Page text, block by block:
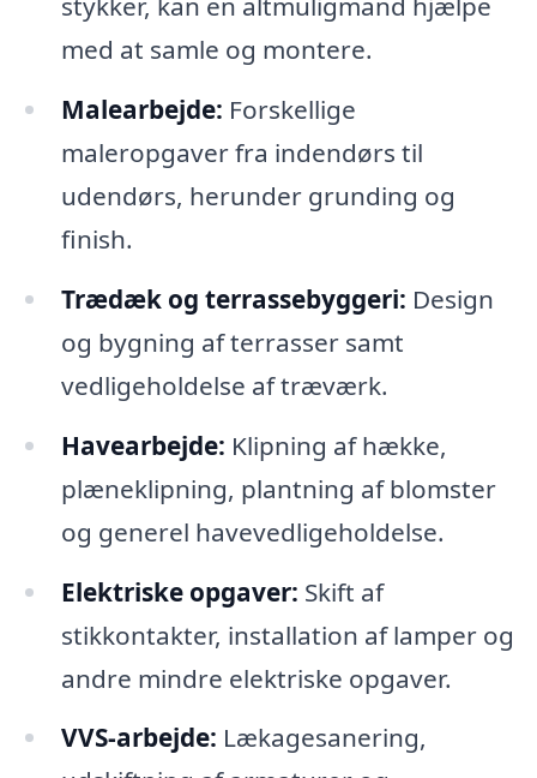
med at samle og montere.
Malearbejde: Forskellige
maleropgaver fra indendørs til
udendørs, herunder grunding og
finish.
Trædæk og terrassebyggeri: Design
og bygning af terrasser samt
vedligeholdelse af træværk.
Havearbejde: Klipning af hække,
plæneklipning, plantning af blomster
og generel havevedligeholdelse.
Elektriske opgaver: Skift af
stikkontakter, installation af lamper og
andre mindre elektriske opgaver.
VVS-arbejde: Lækagesanering,